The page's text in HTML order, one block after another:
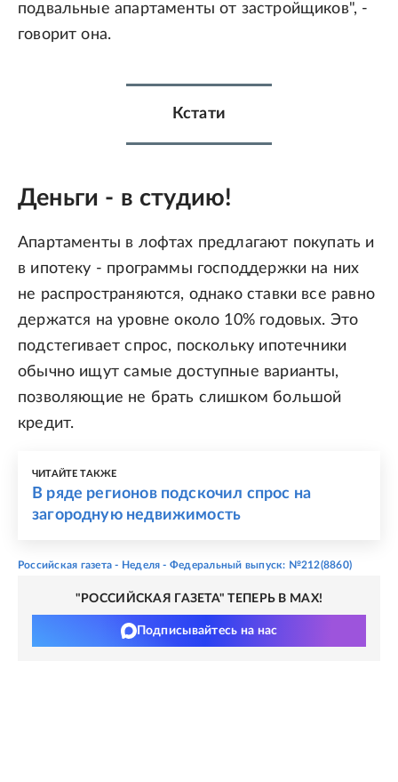
подвальные апартаменты от застройщиков", -
говорит она.
Кстати
Деньги - в студию!
Апартаменты в лофтах предлагают покупать и
в ипотеку - программы господдержки на них
не распространяются, однако ставки все равно
держатся на уровне около 10% годовых. Это
подстегивает спрос, поскольку ипотечники
обычно ищут самые доступные варианты,
позволяющие не брать слишком большой
кредит.
ЧИТАЙТЕ ТАКЖЕ
В ряде регионов подскочил спрос на
загородную недвижимость
Российская газета - Неделя - Федеральный выпуск: №212(8860)
"РОССИЙСКАЯ ГАЗЕТА" ТЕПЕРЬ В MAX!
Подписывайтесь на нас